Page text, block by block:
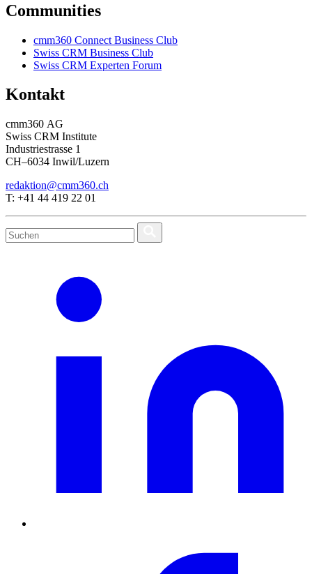
Communities
cmm360 Connect Business Club
Swiss CRM Business Club
Swiss CRM Experten Forum
Kontakt
cmm360 AG
Swiss CRM Institute
Industriestrasse 1
CH–6034 Inwil/Luzern
redaktion@cmm360.ch
T: +41 44 419 22 01